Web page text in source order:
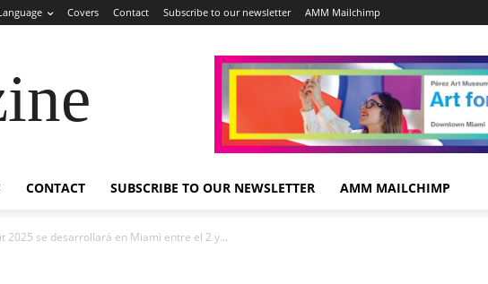
Covers Contact Subscribe to our newsletter AMM Mailchimp
CONTACT SUBSCRIBE TO OUR NEWSLETTER AMM MAILCHIMP
2025 se desarrollará en Miami entre el 2 y...